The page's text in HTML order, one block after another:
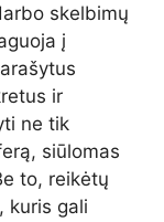
skelbimų
į
ir
ne tik
siūlomas
to, reikėtų
kuris gali